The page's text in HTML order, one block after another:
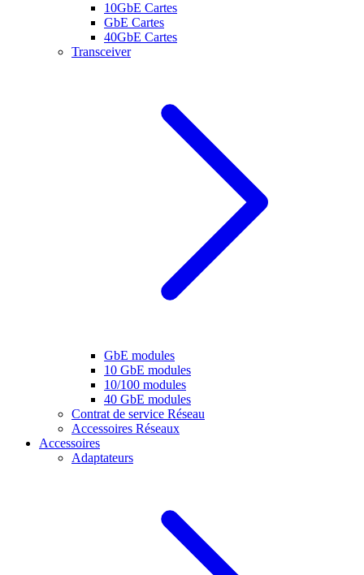
10GbE Cartes
GbE Cartes
40GbE Cartes
Transceiver
GbE modules
10 GbE modules
10/100 modules
40 GbE modules
Contrat de service Réseau
Accessoires Réseaux
Accessoires
Adaptateurs